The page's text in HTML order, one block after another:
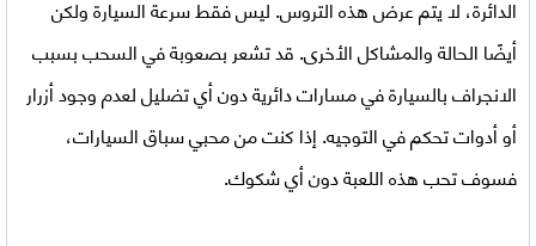
الدائرة، لا يتم عرض هذه التروس. ليس فقط سرعة السيارة ولكن
أيضًا الحالة والمشاكل الأخرى. قد تشعر بصعوبة في السحب بسبب
الانجراف بالسيارة في مسارات دائرية دون أي تضليل لعدم وجود أزرار
أو أدوات تحكم في التوجيه. إذا كنت من محبي سباق السيارات،
فسوف تحب هذه اللعبة دون أي شكوك.